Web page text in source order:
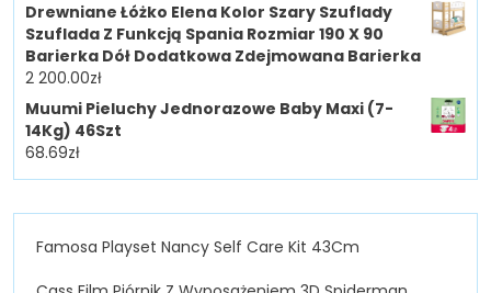
Drewniane Łóżko Elena Kolor Szary Szuflady
Szuflada Z Funkcją Spania Rozmiar 190 X 90
Barierka Dół Dodatkowa Zdejmowana Barierka
2 200.00zł
Muumi Pieluchy Jednorazowe Baby Maxi (7-
14Kg) 46Szt
68.69zł
Famosa Playset Nancy Self Care Kit 43Cm